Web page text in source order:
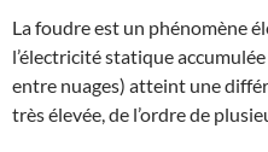
La foudre est un phénomène
l’électricité statique
entre nuages) atteint une
très élevée, de l’ordre de